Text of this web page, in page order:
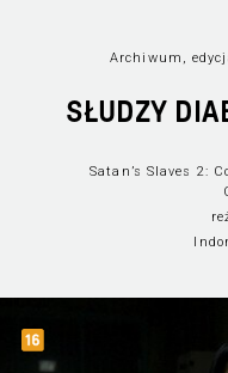
Archiwum,
SŁUDZY
Satan’s Slaves 2: